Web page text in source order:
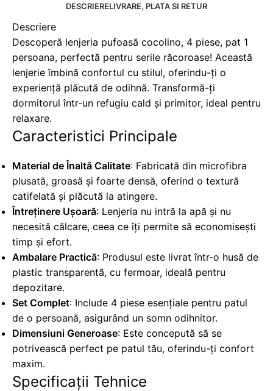
DESCRIERELIVRARE, PLATA SI RETUR
Descriere
Descoperă lenjeria pufoasă cocolino, 4 piese, pat 1
persoana, perfectă pentru serile răcoroase! Această
lenjerie îmbină confortul cu stilul, oferindu-ți o
experiență plăcută de odihnă. Transformă-ți
dormitorul într-un refugiu cald și primitor, ideal pentru
relaxare.
Caracteristici Principale
Material de Înaltă Calitate: Fabricată din microfibra
plusată, groasă și foarte densă, oferind o textură
catifelată și plăcută la atingere.
Întreținere Ușoară: Lenjeria nu intră la apă și nu
necesită călcare, ceea ce îți permite să economisești
timp și efort.
Ambalare Practică: Produsul este livrat într-o husă de
plastic transparentă, cu fermoar, ideală pentru
depozitare.
Set Complet: Include 4 piese esențiale pentru patul
de o persoană, asigurând un somn odihnitor.
Dimensiuni Generoase: Este concepută să se
potrivească perfect pe patul tău, oferindu-ți confort
maxim.
Specificații Tehnice